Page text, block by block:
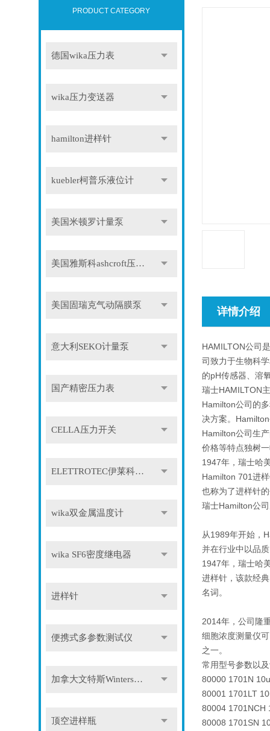
PRODUCT CATEGORY
德国wika压力表
wika压力变送器
hamilton进样针
kuebler柯普乐液位计
美国米顿罗计量泵
美国雅斯科ashcroft压力表
美国固瑞克气动隔膜泵
意大利SEKO计量泵
国产精密压力表
CELLA压力开关
ELETTROTEC伊莱科压力开关
wika双金属温度计
wika SF6密度继电器
进样针
便携式多参数测试仪
加拿大文特斯Winters压力表
顶空进样瓶
详情介绍
HAMILTON公司
司致力于生物科
的pH传感器、溶
瑞士HAMILTON
Hamilton公司的
决方案。
Hamilton公司生
价格等特点独树
1947年，瑞士哈
Hamilton 701进
也称为了进样针
瑞士Hamilton公
从1989年开始，
并在行业中以品
1947年，瑞士哈
进样针，该款经
名词。
2014年，公司隆
细胞浓度测量仪
之一。
常用型号参数以
80000 1701N
80001 1701LT
80004 1701NCH
80008 1701SN